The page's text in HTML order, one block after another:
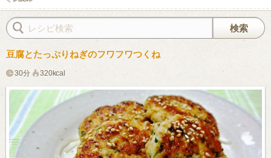
レシピ
豆腐とたっぷりねぎのフワフワつくね
30分 320kcal